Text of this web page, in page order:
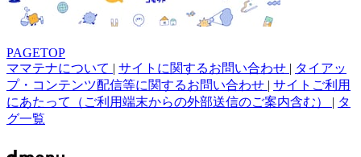
PAGETOP
ママテナについて | サイトに関するお問い合わせ | タイアッ
プ・コンテンツ配信等に関するお問い合わせ | サイトご利用
にあたって（ご利用端末からの外部送信のご案内含む） | タ
グ一覧